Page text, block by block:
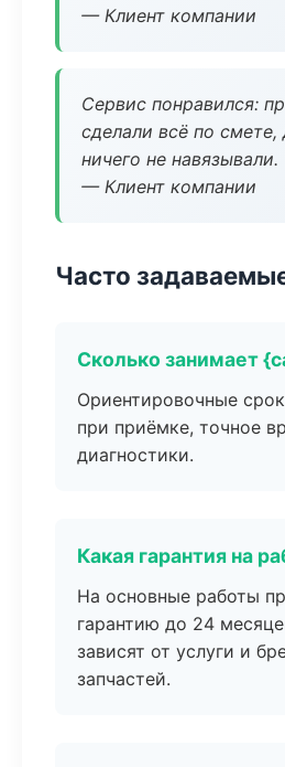
— Клиент компании
Сервис понравился:
сделали всё по смете,
ничего не навязывали.
— Клиент компании
Часто
Сколько занимает
Ориентировочные
при приёмке, точное
диагностики.
Какая гарантия на
На основные работы
гарантию до 24
зависят от услуги и
запчастей.